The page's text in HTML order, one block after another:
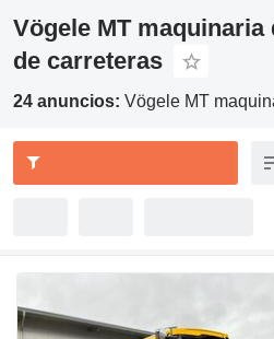
Vögele MT
de carreteras
24 anuncios: Vögele MT